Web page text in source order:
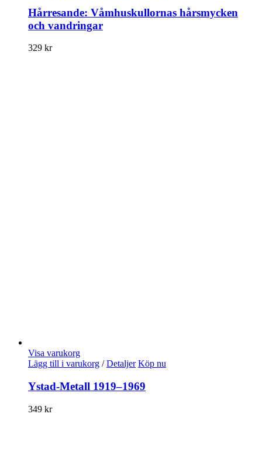
Hårresande: Våmhuskullornas hårsmycken
och vandringar
329 kr
Visa varukorg
Lägg till i varukorg / Detaljer Köp nu
Ystad-Metall 1919–1969
349 kr